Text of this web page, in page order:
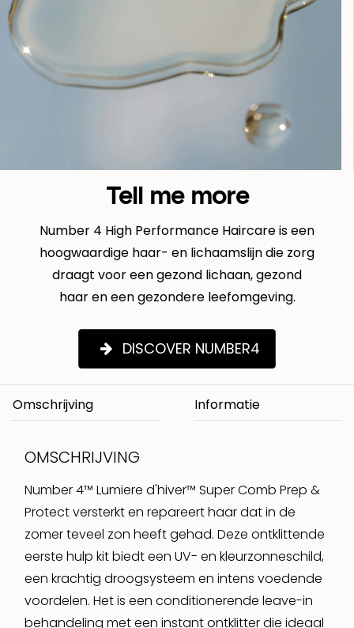
Tell me more
Number 4 High Performance Haircare is een
hoogwaardige haar- en lichaamslijn die zorg
draagt voor een gezond lichaan, gezond
haar en een gezondere leefomgeving.
DISCOVER NUMBER4
Omschrijving
OMSCHRIJVING
Number 4™ Lumiere d'hiver™ Super Comb Prep &
Protect versterkt en repareert haar dat in de
zomer teveel zon heeft gehad. Deze ontklittende
eerste hulp kit biedt een UV- en kleurzonneschild,
een krachtig droogsysteem en intens voedende
voordelen. Het is een conditionerende leave-in
behandeling met een instant ontklitter die ideaal